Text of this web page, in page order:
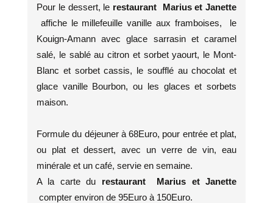
Pour le dessert, le restaurant Marius et Janette
affiche le millefeuille vanille aux framboises, le
Kouign-Amann avec glace sarrasin et caramel
salé, le sablé au citron et sorbet yaourt, le Mont-
Blanc et sorbet cassis, le soufflé au chocolat et
glace vanille Bourbon, ou les glaces et sorbets
maison.
Formule du déjeuner à 68Euro, pour entrée et plat,
ou plat et dessert, avec un verre de vin, eau
minérale et un café, servie en semaine.
A la carte du restaurant Marius et Janette
compter environ de 95Euro à 150Euro.